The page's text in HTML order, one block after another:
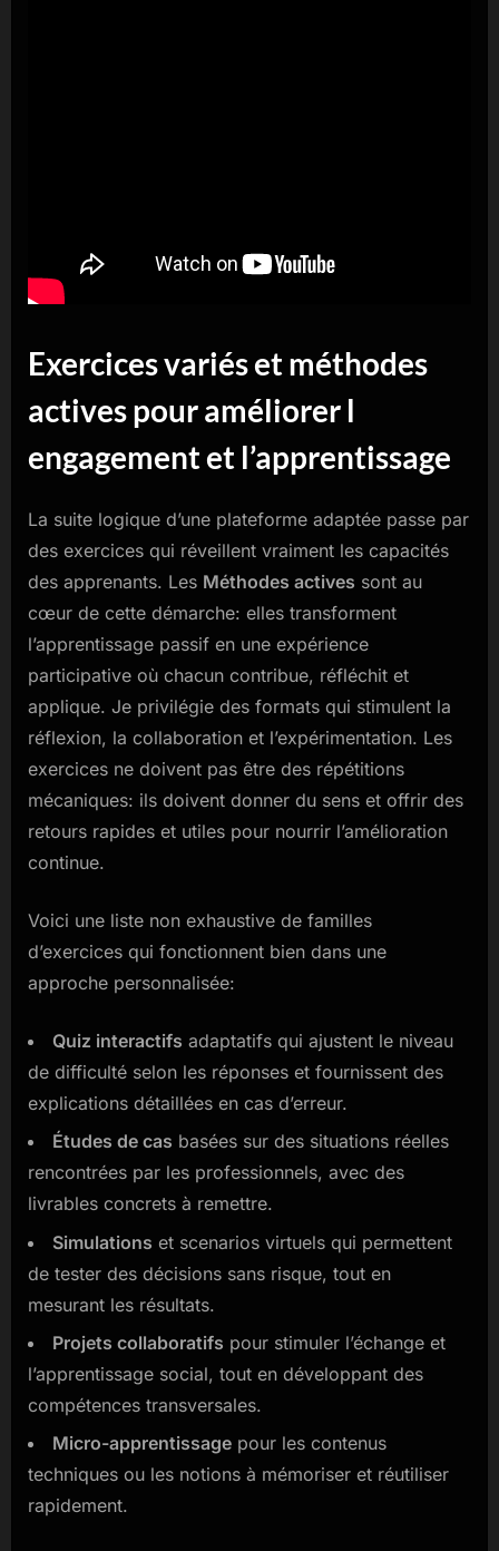
Exercices variés et méthodes
actives pour améliorer l
engagement et l’apprentissage
La suite logique d’une plateforme adaptée passe par
des exercices qui réveillent vraiment les capacités
des apprenants. Les Méthodes actives sont au
cœur de cette démarche: elles transforment
l’apprentissage passif en une expérience
participative où chacun contribue, réfléchit et
applique. Je privilégie des formats qui stimulent la
réflexion, la collaboration et l’expérimentation. Les
exercices ne doivent pas être des répétitions
mécaniques: ils doivent donner du sens et offrir des
retours rapides et utiles pour nourrir l’amélioration
continue.
Voici une liste non exhaustive de familles
d’exercices qui fonctionnent bien dans une
approche personnalisée:
Quiz interactifs adaptatifs qui ajustent le niveau
de difficulté selon les réponses et fournissent des
explications détaillées en cas d’erreur.
Études de cas basées sur des situations réelles
rencontrées par les professionnels, avec des
livrables concrets à remettre.
Simulations et scenarios virtuels qui permettent
de tester des décisions sans risque, tout en
mesurant les résultats.
Projets collaboratifs pour stimuler l’échange et
l’apprentissage social, tout en développant des
compétences transversales.
Micro-apprentissage pour les contenus
techniques ou les notions à mémoriser et réutiliser
rapidement.